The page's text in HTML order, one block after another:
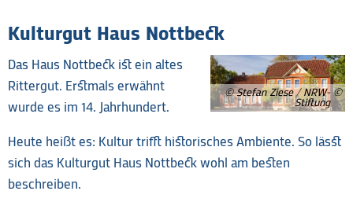
Kulturgut
Haus
Nottbeck
Kulturgut Haus Nottbeck
© Stefan Ziese / NRW-
Stiftung
Das Haus Nottbeck ist ein altes
Rittergut. Erstmals erwähnt
wurde es im 14. Jahrhundert.
Heute heißt es: Kultur trifft historisches Ambiente. So lässt
sich das Kulturgut Haus Nottbeck wohl am besten
beschreiben.